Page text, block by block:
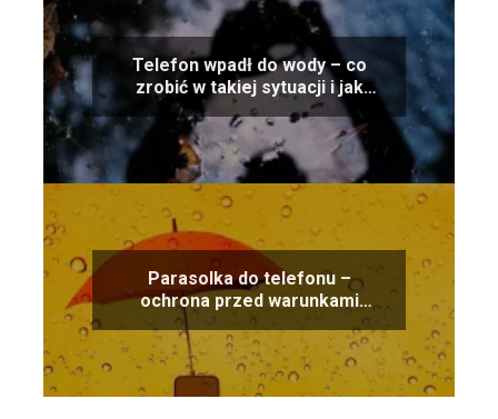
Telefon wpadł do wody – co
zrobić w takiej sytuacji i jak
uratować urządzenie?
Parasolka do telefonu –
ochrona przed warunkami
atmosferycznymi dla Twojego
smartfona